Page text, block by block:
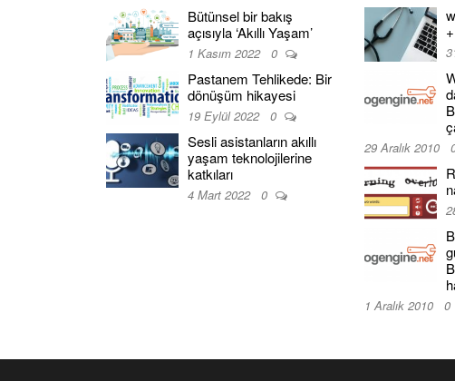
Bütünsel bir bakış
açısıyla ‘Akıllı Yaşam’
1 Kasım 2022 0
Pastanem Tehlikede: Bir
dönüşüm hikayesi
19 Eylül 2022 0
Sesli asistanların akıllı
yaşam teknolojilerine
katkıları
4 Mart 2022 0
29 Aralık 2010
1 Aralık 2010 0